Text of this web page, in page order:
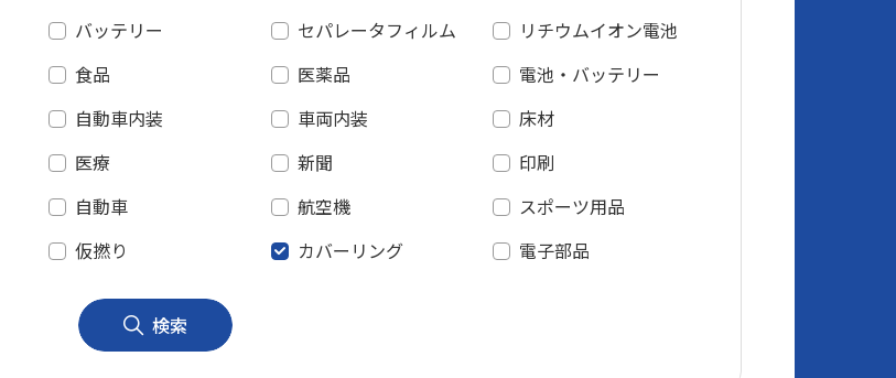
バッテリー セパレータフィルム
リチウムイオン電池
食品 医薬品
電池・バッテリー
自動車内装 車両内装
床材
医療 新聞
印刷
自動車 航空機
スポーツ用品
仮撚り カバーリング 電子部品
検索